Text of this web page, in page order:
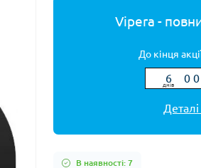
Vipera -
До кінця
6
6
днiв
0
0
0
0
Деталі
В наявності: 7